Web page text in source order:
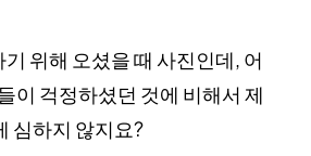
위해 오셨을 때 사진인데, 어
이 걱정하셨던 것에 비해서 제
심하지 않지요?